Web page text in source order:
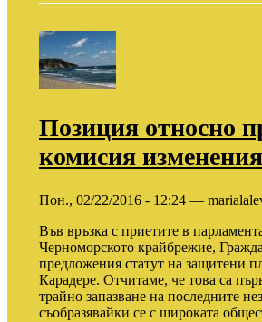
Позиция относно
комисия
Пон., 02/22/2016 - 12:24 —
Във връзка с приетите в
Черноморското крайбрежие,
предложения статут на защитени
Карадере. Отчитаме, че това са
трайно запазване на последните
съобразявайки се с широката